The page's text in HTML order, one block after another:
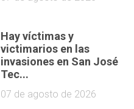
Hay víctimas y
victimarios en las
invasiones en San José
Tec...
07 de agosto de 2026